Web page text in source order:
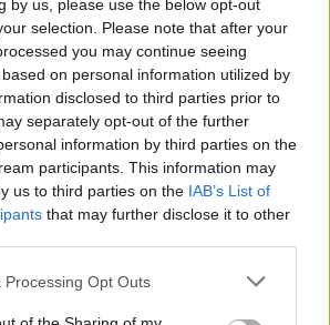
by us, please use the below opt-out
selection. Please note that after your
you may continue seeing
on personal information utilized by
disclosed to third parties prior to
separately opt-out of the further
information by third parties on the
participants. This information may
us to third parties on the IAB’s List of
that may further disclose it to other
website/app uses one or more Google
Processing Opt Outs
hogy átadta Szaniszló
Védekezésül azt hozta fel, hogy
múltját. Mi ennél a blognál
foglalkozunk csupán
sörözéseinken évek
hogy…
20.